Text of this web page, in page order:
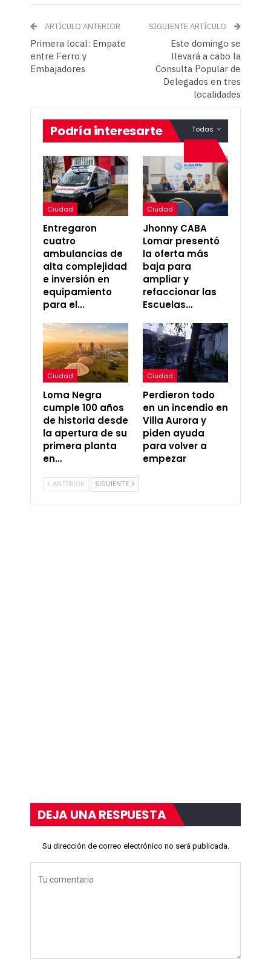
ARTÍCULO ANTERIOR
Primera local: Empate
entre Ferro y
Embajadores
SIGUIENTE ARTÍCULO
Este domingo se
llevará a cabo la
Consulta Popular de
Delegados en tres
localidades
Todas
Podría interesarte
Ciudad
Entregaron
cuatro
ambulancias de
alta complejidad
e inversión en
equipamiento
para el…
Ciudad
Jhonny CABA
Lomar presentó
la oferta más
baja para
ampliar y
refaccionar las
Escuelas…
Ciudad
Loma Negra
cumple 100 años
de historia desde
la apertura de su
primera planta
en…
Ciudad
Perdieron todo
en un incendio en
Villa Aurora y
piden ayuda
para volver a
empezar
ANTERIOR SIGUIENTE
DEJA UNA RESPUESTA
Su dirección de correo electrónico no será publicada.